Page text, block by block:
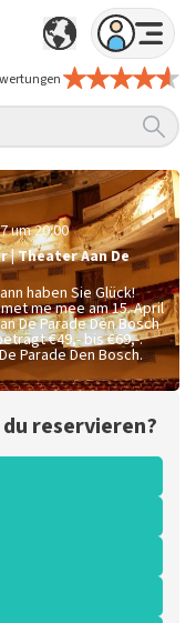
um 20:00
|Theater Aan De
haben Sie Glück!
me mee am 15. April
De Parade Den Bosch
€49,- bis €69,-.
Parade Den Bosch.
reservieren?